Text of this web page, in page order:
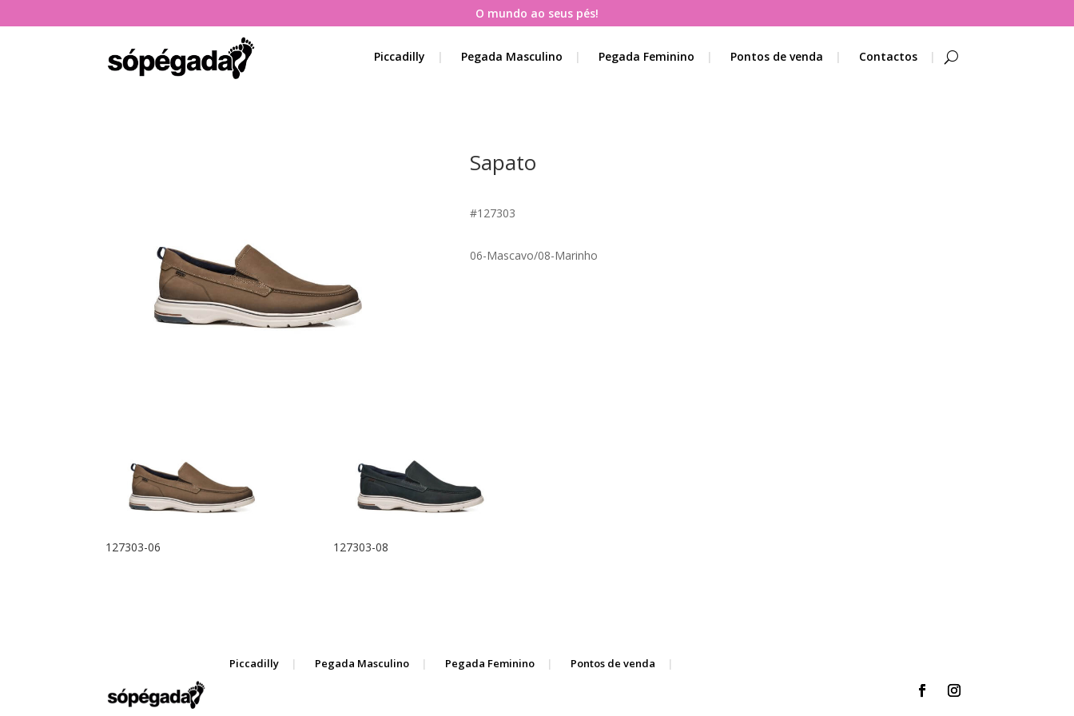
O mundo ao seus pés!
Piccadilly Pegada Masculino Pegada Feminino Pontos de venda Contactos
Sapato
#127303
06-Mascavo/08-Marinho
127303-06 127303-08
Piccadilly Pegada Masculino Pegada Feminino Pontos de venda